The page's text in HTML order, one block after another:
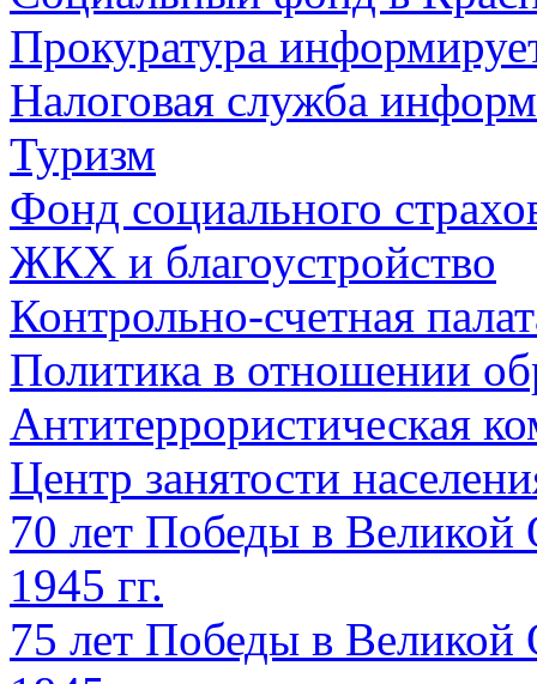
Прокуратура
Налоговая служба
Туризм
Фонд социального
ЖКХ и благоустройство
Контрольно-счетная
Политика в отношении
Антитеррористическая
Центр занятости
70 лет Победы в Великой
1945 гг.
75 лет Победы в Великой